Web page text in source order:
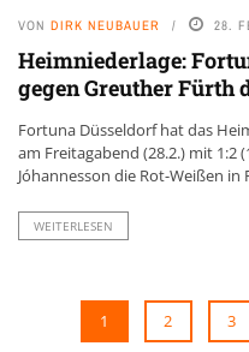
VON DIRK NEUBAUER 28.
Heimniederlage:
gegen Greuther Fürth
Fortuna Düsseldorf hat das
am Freitagabend (28.2.) mit 1:2
Jóhannesson die Rot-Weißen
WEITERLESEN
1 2 3